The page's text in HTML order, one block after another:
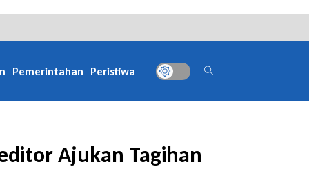
Pemerintahan Peristiwa
Ajukan Tagihan